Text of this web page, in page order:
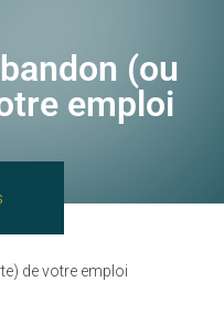
(ou
emploi
de votre emploi